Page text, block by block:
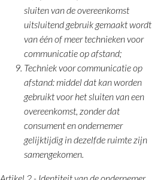
sluiten van de overeenkomst
uitsluitend gebruik gemaakt wordt
van één of meer technieken voor
communicatie op afstand;
Techniek voor communicatie op
afstand: middel dat kan worden
gebruikt voor het sluiten van een
overeenkomst, zonder dat
consument en ondernemer
gelijktijdig in dezelfde ruimte zijn
samengekomen.